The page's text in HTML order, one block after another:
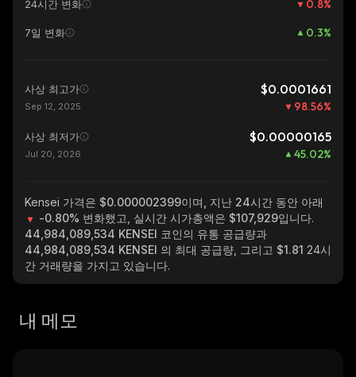
24시간 변화 0.8%
7일 변화 0.3%
사상 최고가 $0.0001661
Sep 12, 2025 98.56%
사상 최저가 $0.00000165
Jul 20, 2026 45.02%
Kensei 가격은 $0.000002399이며, 지난 24시간 동안 아래
-0.80% 변화했고, 실시간 시가총액은 $107,929입니다.
44,984,089,534 KENSEI 코인의 유통 공급량과
44,984,089,534 KENSEI 의 최대 공급량, 그리고 $1.81 24시
간 거래량을 가지고 있습니다.
내 메모